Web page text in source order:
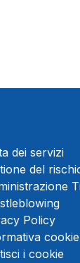
dei servizi
del
Policy
cookie
i cookie